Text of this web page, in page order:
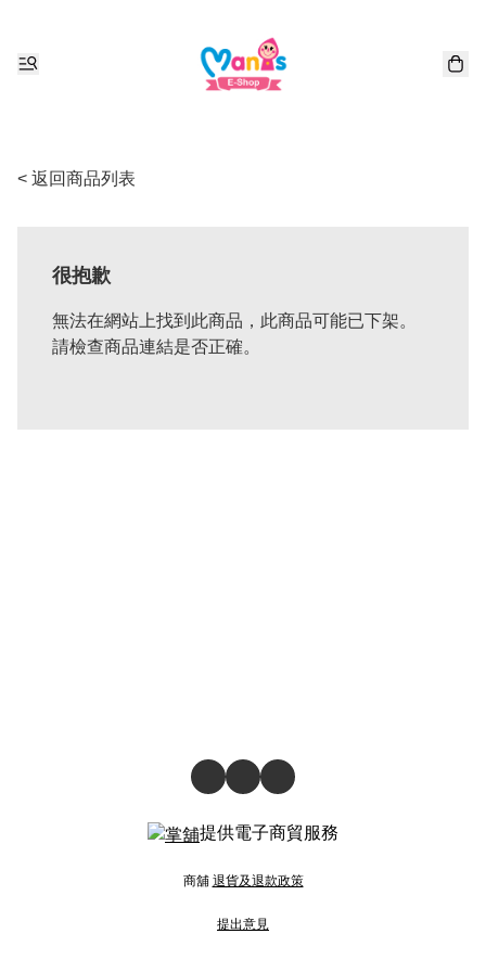
< 返回商品列表
很抱歉
無法在網站上找到此商品，此商品可能已下架。
請檢查商品連結是否正確。
提供電子商貿服務
商舖 退貨及退款政策
提出意見